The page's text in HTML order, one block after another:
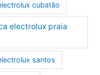
cubatão
electrolux praia
santos